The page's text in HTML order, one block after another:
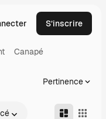
S’inscrire
Canapé
Pertinence